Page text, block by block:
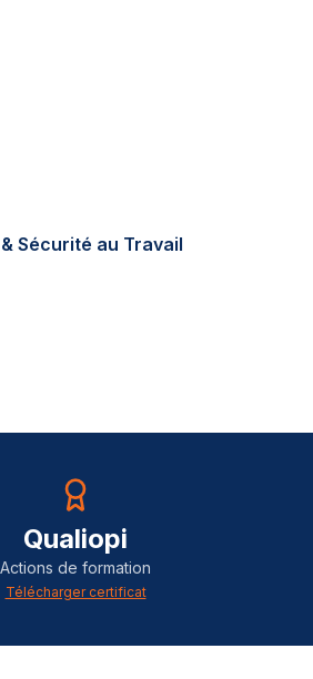
Sécurité au Travail
Qualiopi
Actions de formation
Télécharger certificat